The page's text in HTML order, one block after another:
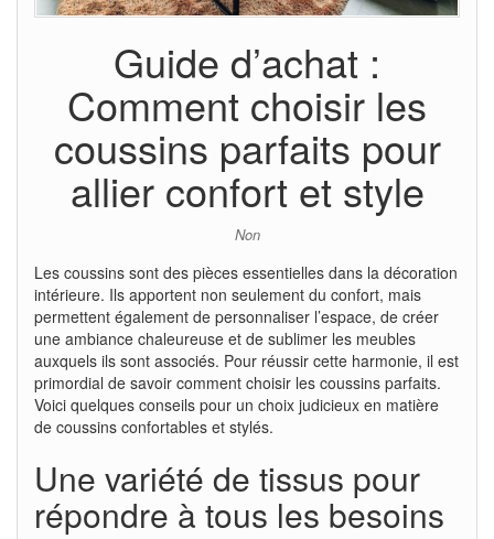
Guide d’achat :
Comment choisir les
coussins parfaits pour
allier confort et style
Non
Les coussins sont des pièces essentielles dans la décoration
intérieure. Ils apportent non seulement du confort, mais
permettent également de personnaliser l’espace, de créer
une ambiance chaleureuse et de sublimer les meubles
auxquels ils sont associés. Pour réussir cette harmonie, il est
primordial de savoir comment choisir les coussins parfaits.
Voici quelques conseils pour un choix judicieux en matière
de coussins confortables et stylés.
Une variété de tissus pour
répondre à tous les besoins